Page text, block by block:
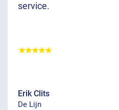
service.
Erik Clits
De Lijn